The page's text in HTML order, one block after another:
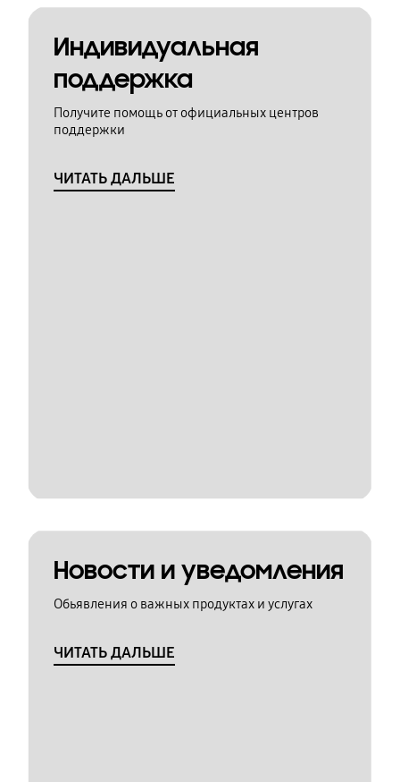
Индивидуальная
поддержка
Получите помощь от официальных центров
поддержки
ЧИТАТЬ ДАЛЬШЕ
Новости и уведомления
Обьявления о важных продуктах и услугах
ЧИТАТЬ ДАЛЬШЕ